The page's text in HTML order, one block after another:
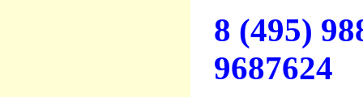
8 (495)
9687624